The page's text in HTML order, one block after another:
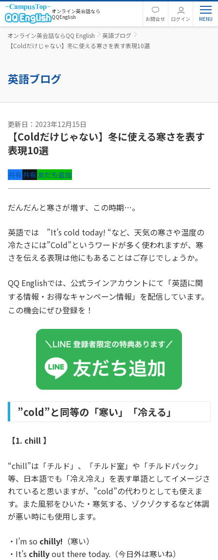
オンライン英会話なら
QQEnglish
お問合せ ログイン
オンライン英会話ならQQ English
英語ブログ
【Coldだけじゃない】冬に使える寒さを表す表現10選
英語ブログ
更新日：2023年12月15日
【Coldだけじゃない】冬に使える寒さを表す
表現10選
共有共有友だち追加
だんだんと寒さが増す、この時期…。
英語では ”It’s cold today! “など、天気の寒さや温度の
冷たさには”Cold”というワードが多く使われますが、寒
さを伝える表現は他にもあることはご存じでしょうか。
QQ Englishでは、公式ラインアカウントにて「英語に関
する情報・お得なキャンペーン情報」を配信しています。
この機会にぜひ登録を！
”cold”と同等の「寒い」「冷える」
【1. chill 】
“chill”は「チルド」、「チルド室」や「チルドパック」
等、日本語でも「冷え冷え」を表す単語としてイメージさ
れていると思いますが、”cold”の代わりとしても使えま
す。また風邪をひいた・寒気する、ゾクゾクするなど体調
が悪い時にも使用します。
・I’m so chilly! （寒い）
・It’s chillyout there today.（今日外は寒いね）